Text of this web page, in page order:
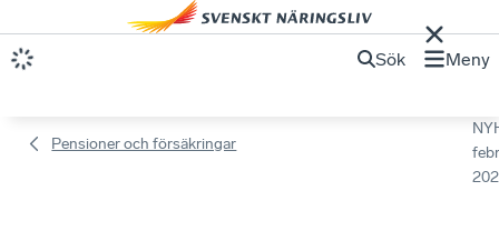
Sök Meny
Pensioner och försäkringar